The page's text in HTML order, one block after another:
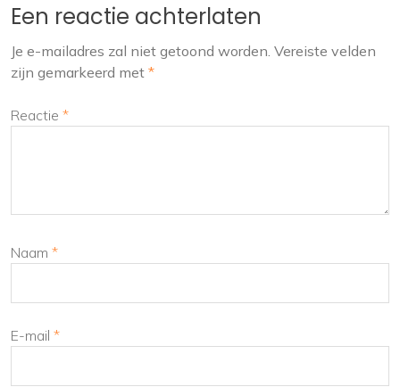
Een reactie achterlaten
Je e-mailadres zal niet getoond worden. Vereiste velden
zijn gemarkeerd met *
Reactie *
Naam *
E-mail *